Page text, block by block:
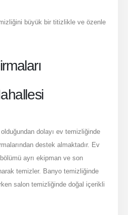
büyük bir titizlikle ve özenle
dolayı ev temizliğinde
destek almaktadır. Ev
ayrı ekipman ve son
temizler. Banyo temizliğinde
salon temizliğinde doğal içerikli